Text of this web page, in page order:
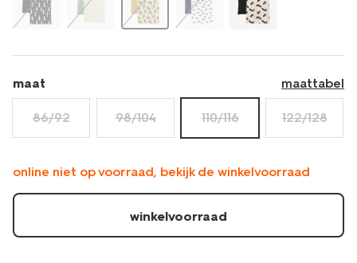
maat maattabel
86/92 98/104 110/116 122/128
online niet op voorraad, bekijk de winkelvoorraad
winkelvoorraad